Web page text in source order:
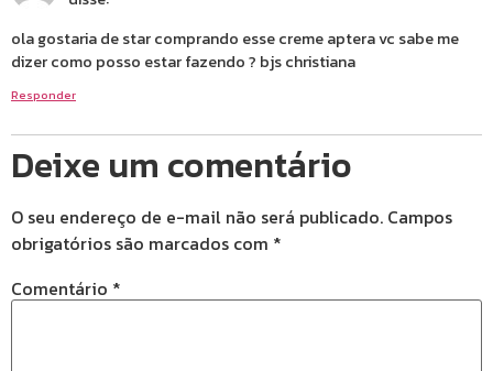
ola gostaria de star comprando esse creme aptera vc sabe me
dizer como posso estar fazendo ? bjs christiana
Responder
Deixe um comentário
O seu endereço de e-mail não será publicado. Campos
obrigatórios são marcados com *
Comentário *